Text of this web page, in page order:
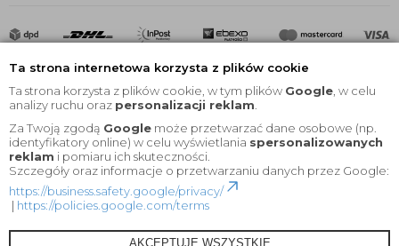
Ta strona internetowa korzysta z plików cookie
Ta strona korzysta z plików cookie, w tym plików Google , w celu
analizy ruchu oraz personalizacji reklam
Za Twoją zgodą Google może przetwarzać dane osobowe (np.
identyfikatory online) w celu wyświetlania spersonalizowanych
reklam i pomiaru ich skuteczności.
Szczegóły oraz informacje o przetwarzaniu danych przez Google:
https://business.safety.google/privacy/
| https://policies.google.com/terms
AKCEPTUJĘ WSZYSTKIE
2020 © Wszelkie Prawa Zastrzeżone |KEYfabrics
Projekt i oprogramowanie sklepu: